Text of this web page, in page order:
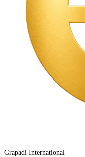
Grapadi International